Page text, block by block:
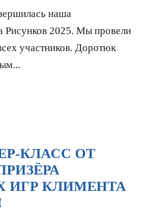
наша
Рисунков 2025. Мы провели
участников. Доротюк
КЛАСС ОТ
ИГР КЛИМЕНТА